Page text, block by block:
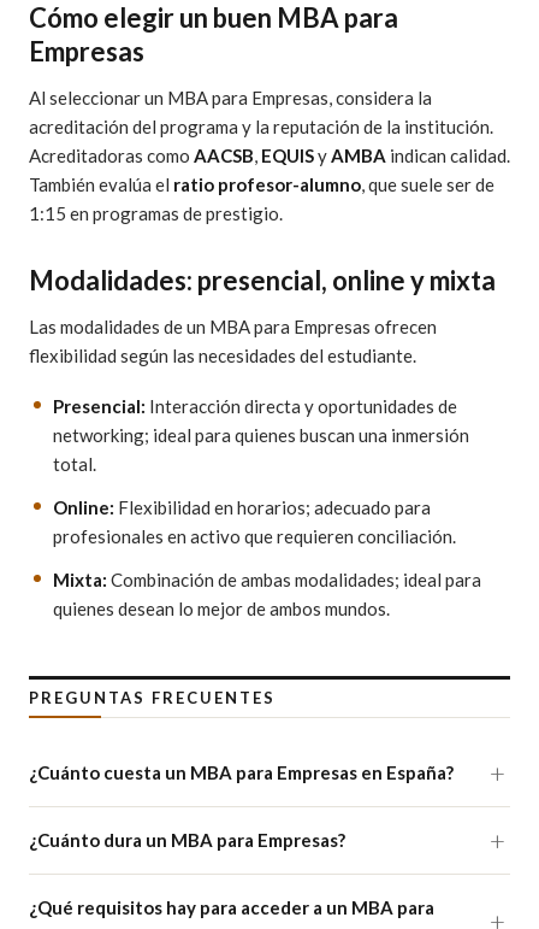
Cómo elegir un buen MBA para
Empresas
Al seleccionar un MBA para Empresas, considera la
acreditación del programa y la reputación de la institución.
Acreditadoras como AACSB, EQUISyAMBA indican calidad.
También evalúa el ratio profesor-alumno, que suele ser de
1:15 en programas de prestigio.
Modalidades: presencial, online y mixta
Las modalidades de un MBA para Empresas ofrecen
flexibilidad según las necesidades del estudiante.
Presencial: Interacción directa y oportunidades de
networking; ideal para quienes buscan una inmersión
total.
Online: Flexibilidad en horarios; adecuado para
profesionales en activo que requieren conciliación.
Mixta: Combinación de ambas modalidades; ideal para
quienes desean lo mejor de ambos mundos.
PREGUNTAS FRECUENTES
¿Cuánto cuesta un MBA para Empresas en España?
¿Cuánto dura un MBA para Empresas?
¿Qué requisitos hay para acceder a un MBA para